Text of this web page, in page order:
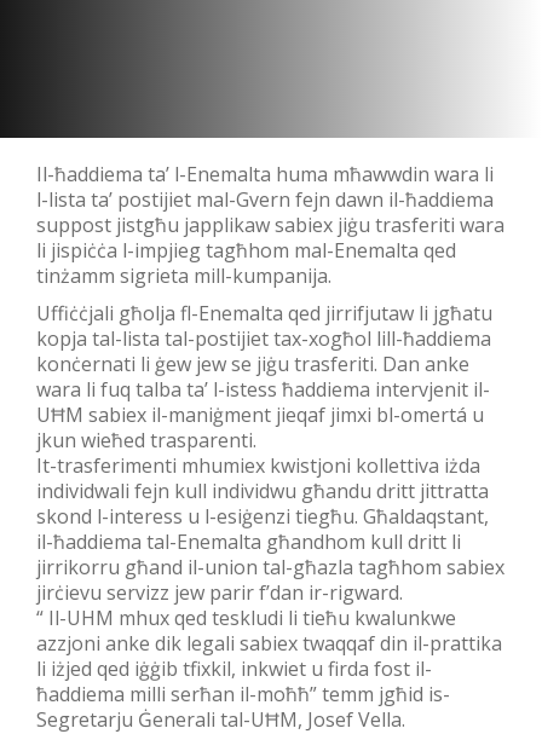
Il-ħaddiema ta’ l-Enemalta huma mħawwdin wara li
l-lista ta’ postijiet mal-Gvern fejn dawn il-ħaddiema
suppost jistgħu japplikaw sabiex jiġu trasferiti wara
li jispiċċa l-impjieg tagħhom mal-Enemalta qed
tinżamm sigrieta mill-kumpanija.
Uffiċċjali għolja fl-Enemalta qed jirrifjutaw li jgħatu
kopja tal-lista tal-postijiet tax-xogħol lill-ħaddiema
konċernati li ġew jew se jiġu trasferiti. Dan anke
wara li fuq talba ta’ l-istess ħaddiema intervjenit il-
UĦM sabiex il-maniġment jieqaf jimxi bl-omertá u
jkun wieħed trasparenti.
It-trasferimenti mhumiex kwistjoni kollettiva iżda
individwali fejn kull individwu għandu dritt jittratta
skond l-interess u l-esiġenzi tiegħu. Għaldaqstant,
il-ħaddiema tal-Enemalta għandhom kull dritt li
jirrikorru għand il-union tal-għazla tagħhom sabiex
jirċievu servizz jew parir f’dan ir-rigward.
“ Il-UHM mhux qed teskludi li tieħu kwalunkwe
azzjoni anke dik legali sabiex twaqqaf din il-prattika
li iżjed qed iġġib tfixkil, inkwiet u firda fost il-
ħaddiema milli serħan il-moħħ” temm jgħid is-
Segretarju Ġenerali tal-UĦM, Josef Vella.